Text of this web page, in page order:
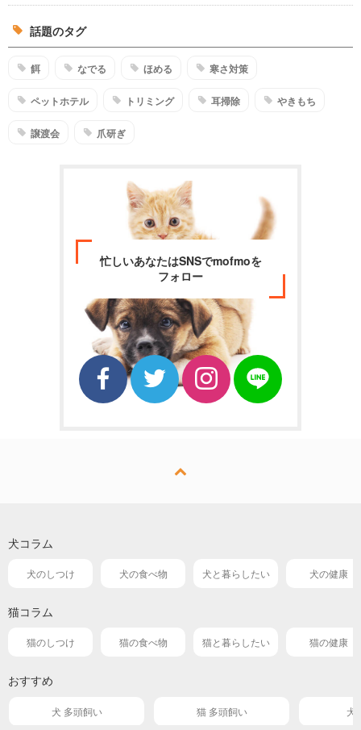
話題のタグ
餌 なでる ほめる 寒さ対策
ペットホテル トリミング 耳掃除 やきもち
譲渡会 爪研ぎ
忙しいあなたはSNSでmofmoを
フォロー
犬コラム
犬のしつけ 犬の食べ物 犬と暮らしたい 犬の健康
猫コラム
猫のしつけ 猫の食べ物 猫と暮らしたい 猫の健康
おすすめ
犬 多頭飼い 猫 多頭飼い 犬